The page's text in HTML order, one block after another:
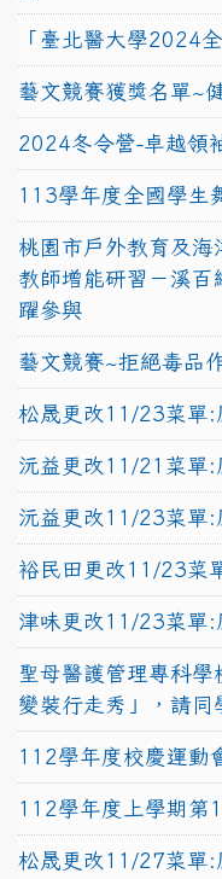
「臺北醫大學2024
藝文競賽獲獎名單~
2024冬令營-卓越領
113學年度全國學生
桃園市戶外教育及
教師增能研習－溪百
躍參與
藝文競賽~拒絕毒品
松晟更改11/23菜單:
沅益更改11/21菜單:
沅益更改11/23菜單:
裕民田更改11/23菜
津味更改11/23菜單:
聖母醫護管理專科
變裝行走秀」，請同
112學年度校慶運動
112學年度上學期
松晟更改11/27菜單: